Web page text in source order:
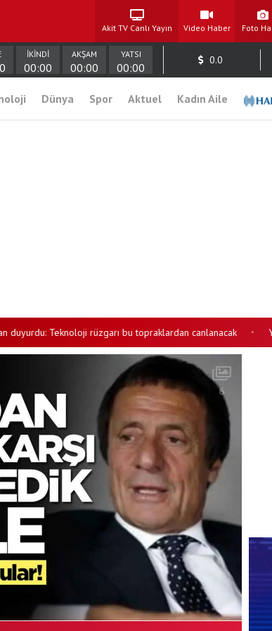
Akit TV Canlı Yayın Video Haber Foto
İKİNDİ
00:00
AKŞAM
00:00
YATSI
00:00
0.0
Dünya Spor Aktuel Kadın Aile
Teknoloji rüzgarı bu topraklardan canlanacak •
6